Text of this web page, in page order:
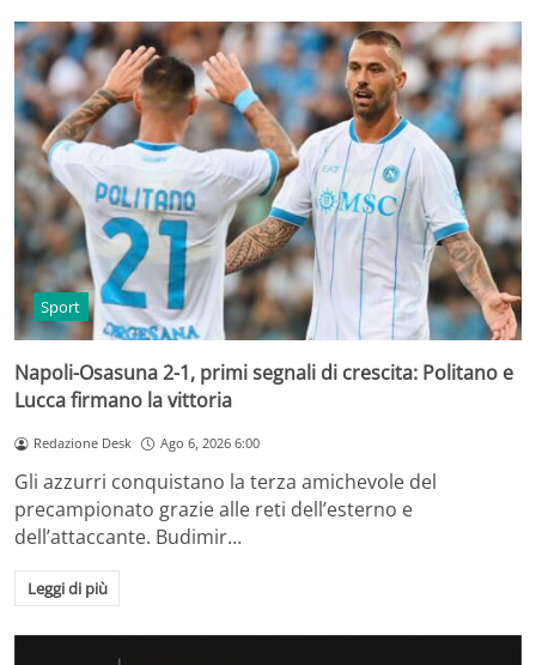
Sport
Napoli-Osasuna 2-1, primi segnali di crescita: Politano e
Lucca firmano la vittoria
Redazione Desk Ago 6, 2026 6:00
Gli azzurri conquistano la terza amichevole del
precampionato grazie alle reti dell’esterno e
dell’attaccante. Budimir…
Leggi di più